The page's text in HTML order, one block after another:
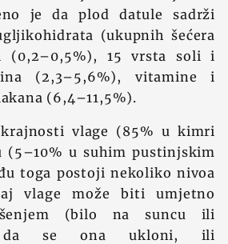
je da plod datule sadrži
(ukupnih šećera
(0,2–0,5%), 15 vrsta soli i
(2,3–5,6%), vitamine i
(6,4–11,5%).
vlage (85% u kimri
(5–10% u suhim pustinjskim
toga postoji nekoliko nivoa
vlage može biti umjetno
(bilo na suncu ili
da se ona ukloni, ili